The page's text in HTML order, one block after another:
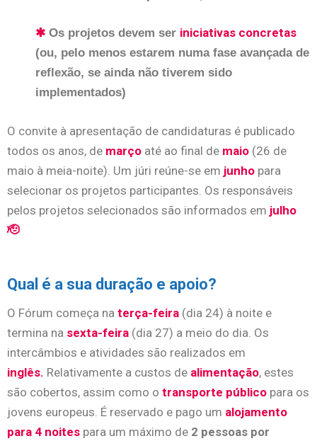
✱ Os projetos devem ser iniciativas concretas
(ou, pelo menos estarem numa fase avançada de
reflexão, se ainda não tiverem sido
implementados)
O convite à apresentação de candidaturas é publicado
todos os anos, de março até ao final de maio (26 de
maio à meia-noite). Um júri reúne-se em junho para
selecionar os projetos participantes. Os responsáveis
pelos projetos selecionados são informados em julho
🫡
Qual é a sua duração e apoio?
O Fórum começa na terça-feira (dia 24) à noite e
termina na sexta-feira (dia 27) a meio do dia. Os
intercâmbios e atividades são realizados em
inglês. Relativamente a custos de alimentação, estes
são cobertos, assim como o transporte público para os
jovens europeus. É reservado e pago um alojamento
para 4 noites para um máximo de 2 pessoas por